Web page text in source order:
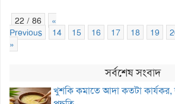
22 / 86
«
Previous
14 15 16 17 18 19
»
সর্বশেষ সংবাদ
খুশকি কমাতে আদা কতটা কার্যকর,